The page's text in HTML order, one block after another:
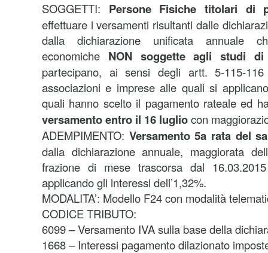
SOGGETTI: Persone Fisiche titolari di
effettuare i versamenti risultanti dalle
dalla dichiarazione unificata annuale
economiche NON soggette agli studi
partecipano, ai sensi degli artt. 5-115-
associazioni e imprese alle quali si
quali hanno scelto il pagamento rateale ed
versamento entro il 16 lugliocon
ADEMPIMENTO: Versamento 5a rata del
dalla dichiarazione annuale, maggiorata
frazione di mese trascorsa dal
applicando gli interessi dell’1,32%.
MODALITA’: Modello F24 con modalità
CODICE TRIBUTO:
6099 – Versamento IVA sulla base della
1668 – Interessi pagamento dilazionato